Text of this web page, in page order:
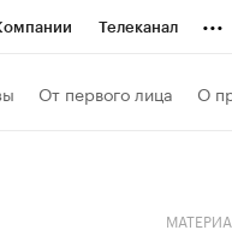
Телеканал ...
От первого лица О